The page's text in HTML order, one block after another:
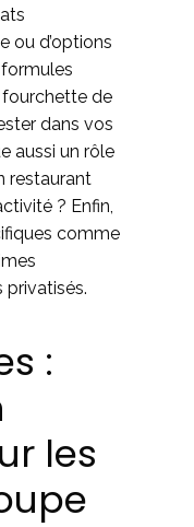
ou d’options
fourchette de
dans vos
aussi un rôle
restaurant
? Enfin,
comme
privatisés.
:
les